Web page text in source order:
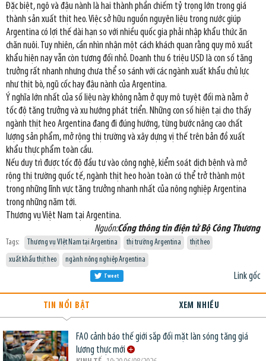
Đặc biệt, ngô và đậu nành là hai thành phần chiếm tỷ trọng lớn trong giá
thành sản xuất thịt heo. Việc sở hữu nguồn nguyên liệu trong nước giúp
Argentina có lợi thế dài hạn so với nhiều quốc gia phải nhập khẩu thức ăn
chăn nuôi. Tuy nhiên, cần nhìn nhận một cách khách quan rằng quy mô xuất
khẩu hiện nay vẫn còn tương đối nhỏ. Doanh thu 6 triệu USD là con số tăng
trưởng rất nhanh nhưng chưa thể so sánh với các ngành xuất khẩu chủ lực
như thịt bò, ngũ cốc hay đậu nành của Argentina.
Ý nghĩa lớn nhất của số liệu này không nằm ở quy mô tuyệt đối mà nằm ở
tốc độ tăng trưởng và xu hướng phát triển. Những con số hiện tại cho thấy
ngành thịt heo Argentina đang đi đúng hướng, từng bước nâng cao chất
lượng sản phẩm, mở rộng thị trường và xây dựng vị thế trên bản đồ xuất
khẩu thực phẩm toàn cầu.
Nếu duy trì được tốc độ đầu tư vào công nghệ, kiểm soát dịch bệnh và mở
rộng thị trường quốc tế, ngành thịt heo hoàn toàn có thể trở thành một
trong những lĩnh vực tăng trưởng nhanh nhất của nông nghiệp Argentina
trong những năm tới.
Thương vụ Việt Nam tại Argentina.
Nguồn:Cổng thông tin điện tử Bộ Công Thương
Tags: Thương vụ VIệt Nam tại Argentina thị trường Argentina
thịt heo
xuất khẩu thịt heo
ngành nông nghiệp Argentina
Link gốc
Tweet
TIN NỔI BẬT XEM NHIỀU
FAO cảnh báo thế giới sắp đối mặt làn sóng tăng giá
lương thực mới